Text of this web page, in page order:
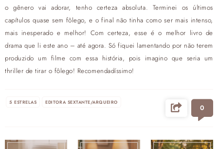
o gênero vai adorar, tenho certeza absoluta. Terminei os últimos
capítulos quase sem fôlego, e o final não tinha como ser mais intenso,
mais inesperado e melhor! Com certeza, esse é o melhor livro de
drama que li este ano – até agora. Só fiquei lamentando por não terem
produzido um filme com essa história, pois imagino que seria um
thriller de tirar o fôlego! Recomendadíssimo!
5 ESTRELAS EDITORA SEXTANTE/ARQUEIRO
0